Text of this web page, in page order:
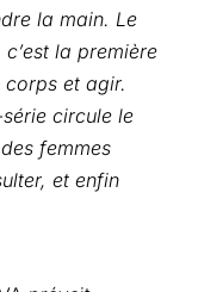
la main. Le
la première
et agir.
circule le
femmes
et enfin